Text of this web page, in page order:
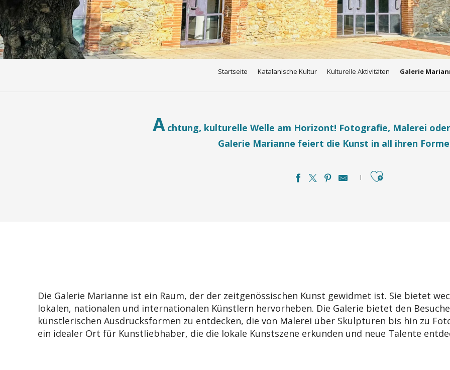
Startseite Katalanische Kultur Kulturelle Aktivitäten Galerie
A chtung, kulturelle Welle am Horizont! Fotografie, Malerei
Galerie Marianne feiert die Kunst in all ihren
Ajouter aux
Die Galerie Marianne ist ein Raum, der der zeitgenössischen Kunst gewidmet ist. Sie bietet
lokalen, nationalen und internationalen Künstlern hervorheben. Die Galerie bietet den
künstlerischen Ausdrucksformen zu entdecken, die von Malerei über Skulpturen bis hin zu
ein idealer Ort für Kunstliebhaber, die die lokale Kunstszene erkunden und neue Talente